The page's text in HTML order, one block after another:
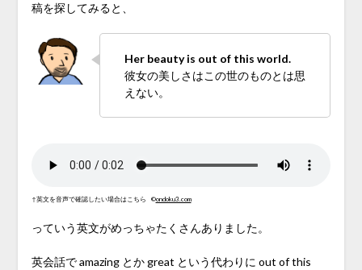
稿を探してみると、
Her beauty is out of this world.
彼女の美しさはこの世のものとは思
えない。
↑英文を音声で確認したい場合はこちら ©ondoku3.com
っていう英文がめっちゃたくさんありました。
英会話で amazing とか great という代わりに out of this